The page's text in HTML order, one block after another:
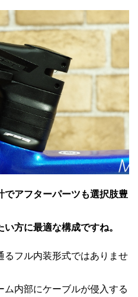
でアフターパーツも選択肢豊
方に最適な構成ですね。
るフル内装形式ではありませ
ム内部にケーブルが侵入する